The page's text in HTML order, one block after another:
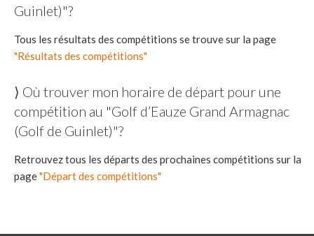
Guinlet)"?
Tous les résultats des compétitions se trouve sur la page
"Résultats des compétitions"
⟩ Où trouver mon horaire de départ pour une
compétition au "Golf d’Eauze Grand Armagnac
(Golf de Guinlet)"?
Retrouvez tous les départs des prochaines compétitions sur la
page"Départ des compétitions"